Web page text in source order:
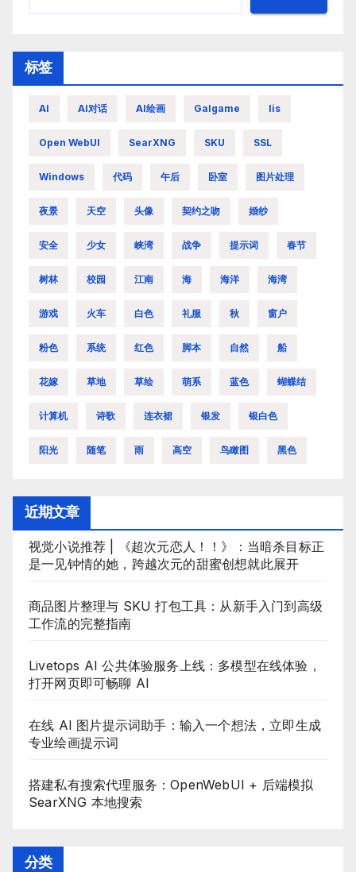
标签
AI AI对话 AI绘画 Galgame Iis
Open WebUI SearXNG SKU SSL
Windows 代码 午后 卧室 图片处理
夜景 天空 头像 契约之吻 婚纱
安全 少女 峡湾 战争 提示词 春节
树林 校园 江南 海 海洋 海湾
游戏 火车 白色 礼服 秋 窗户
粉色 系统 红色 脚本 自然 船
花嫁 草地 草绘 萌系 蓝色 蝴蝶结
计算机 诗歌 连衣裙 银发 银白色
阳光 随笔 雨 高空 鸟瞰图 黑色
近期文章
视觉小说推荐 | 《超次元恋人！！》：当暗杀目标正
是一见钟情的她，跨越次元的甜蜜创想就此展开
商品图片整理与 SKU 打包工具：从新手入门到高级
工作流的完整指南
Livetops AI 公共体验服务上线：多模型在线体验，
打开网页即可畅聊 AI
在线 AI 图片提示词助手：输入一个想法，立即生成
专业绘画提示词
搭建私有搜索代理服务：OpenWebUI + 后端模拟
SearXNG 本地搜索
分类